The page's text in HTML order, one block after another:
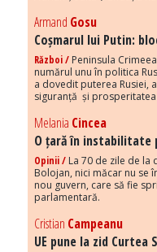
Armand Gosu
Coșmarul lui Putin:
Război / Peninsula
numărul unu în politica
a dovedit puterea Rusiei,
siguranță și
Melania Cincea
O țară în instabilitate
Opinii / La 70 de zile de la
Bolojan, nici măcar nu se
nou guvern, care să fie
parlamentară.
Cristian Campeanu
UE pune la zid Curtea